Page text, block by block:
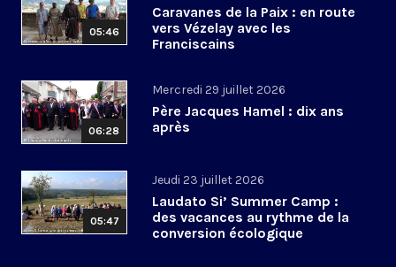
05:46
Caravanes de la Paix : en route
vers Vézelay avec les
Franciscains
06:28
Mercredi 29 juillet 2026
Père Jacques Hamel : dix ans
après
05:47
Jeudi 23 juillet 2026
Laudato Si’ Summer Camp :
des vacances au rythme de la
conversion écologique